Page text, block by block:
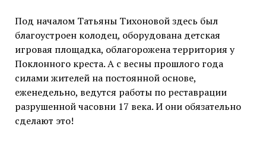
Под началом Татьяны Тихоновой здесь был
благоустроен колодец, оборудована детская
игровая площадка, облагорожена территория у
Поклонного креста. А с весны прошлого года
силами жителей на постоянной основе,
еженедельно, ведутся работы по реставрации
разрушенной часовни 17 века. И они обязательно
сделают это!